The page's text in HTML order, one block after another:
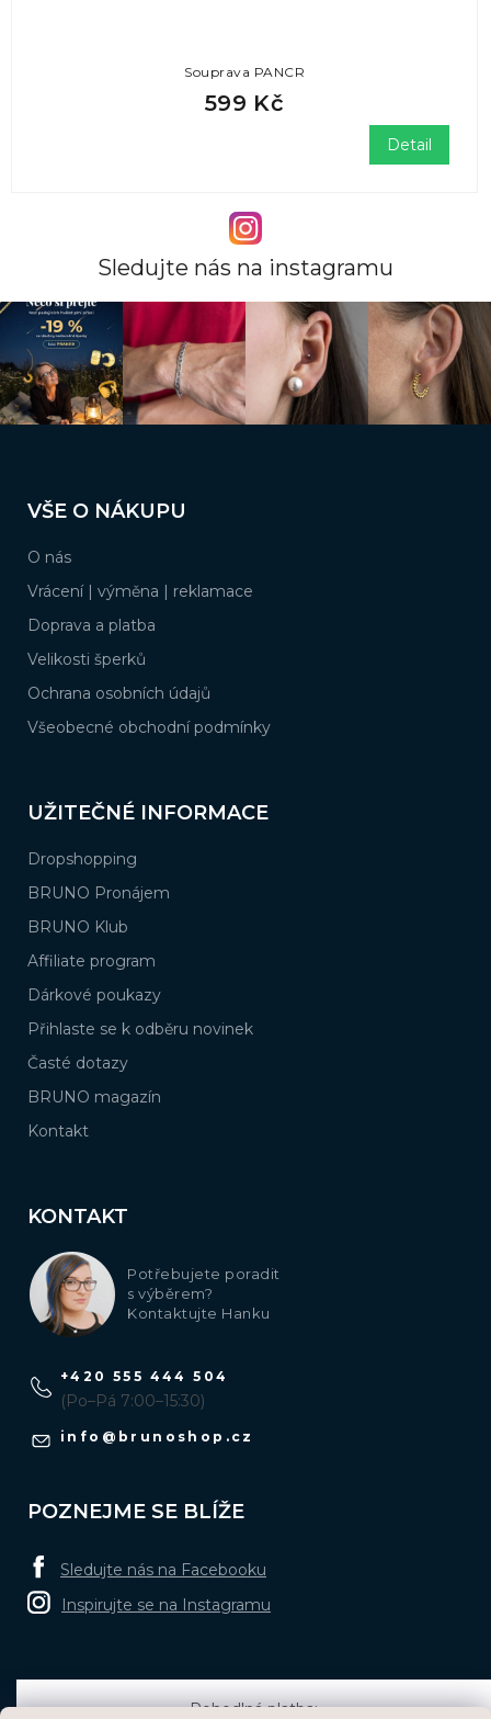
Souprava PANCR
599 Kč
Detail
Sledujte nás na instagramu
pVŠE O NÁKUPU
O nás
Vrácení | výměna | reklamace
Doprava a platba
Velikosti šperků
Ochrana osobních údajů
Všeobecné obchodní podmínky
UŽITEČNÉ INFORMACE
Dropshopping
BRUNO Pronájem
BRUNO Klub
Affiliate program
Dárkové poukazy
Přihlaste se k odběru novinek
Časté dotazy
BRUNO magazín
Kontakt
KONTAKT
Potřebujete poradit
s výběrem?
Kontaktujte Hanku
info @ brunoshop.cz
+420 555 444 504
(Po–Pá 7:00–15:30)
POZNEJME SE BLÍŽE
Sledujte nás na Facebooku
Inspirujte se na Instagramu
Pohodlná platba: